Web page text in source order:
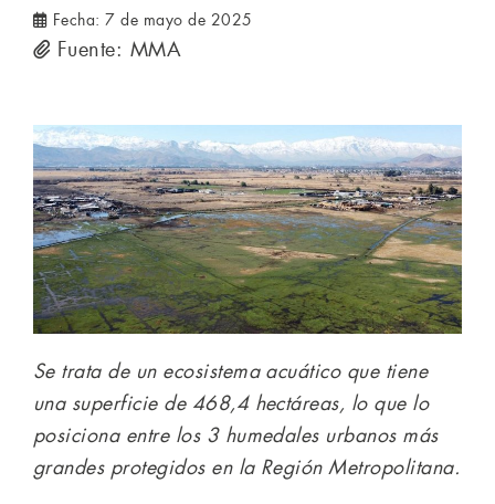
Fecha:7 de mayo de 2025
Fuente: MMA
Se trata de un ecosistema acuático que tiene
una superficie de 468,4 hectáreas, lo que lo
posiciona entre los 3 humedales urbanos más
grandes protegidos en la Región Metropolitana.